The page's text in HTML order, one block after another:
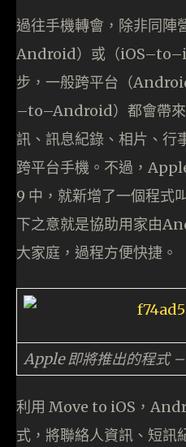
過往手機轉會，除非同
Android）或（
步，一般跨平台（
–to–Android）都會帶來
訊、訊息紀錄、相片、行
跨平台手機。不過，
9 中，就新增了一個程式
下之意就是協助用家由
大家庭，過程方便快捷。
Apple 即將推出的程式
利用 Move to iOS，
式，將聯絡人資訊、短訊